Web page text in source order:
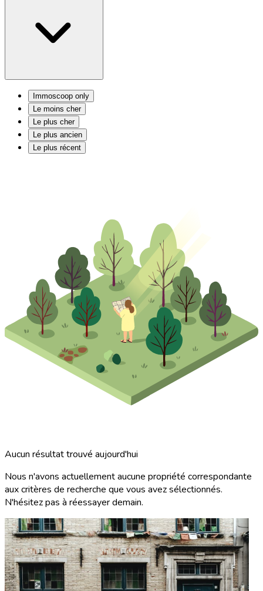
Immoscoop only
Le moins cher
Le plus cher
Le plus ancien
Le plus récent
Aucun résultat trouvé aujourd'hui
Nous n'avons actuellement aucune propriété correspondante
aux critères de recherche que vous avez sélectionnés.
N'hésitez pas à réessayer demain.